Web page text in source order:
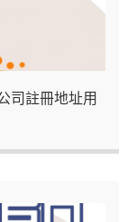
司註冊地址用